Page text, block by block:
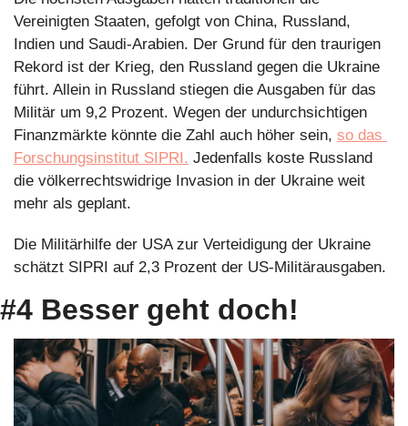
Vereinigten Staaten, gefolgt von China, Russland,
Indien und Saudi-Arabien. Der Grund für den traurigen
Rekord ist der Krieg, den Russland gegen die Ukraine
führt. Allein in Russland stiegen die Ausgaben für das
Militär um 9,2 Prozent. Wegen der undurchsichtigen
Finanzmärkte könnte die Zahl auch höher sein, so das
Forschungsinstitut SIPRI. Jedenfalls koste Russland
die völkerrechtswidrige Invasion in der Ukraine weit
mehr als geplant.
Die Militärhilfe der USA zur Verteidigung der Ukraine
schätzt SIPRI auf 2,3 Prozent der US-Militärausgaben.
#4 Besser geht doch!